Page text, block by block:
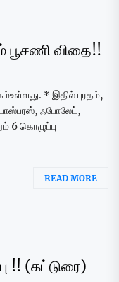
பூசணி விதை!!
* இதில் புரதம்,
பாஸ்பரஸ், ஃபோலேட்,
6 கொழுப்பு
READ MORE
!! (கட்டுரை)